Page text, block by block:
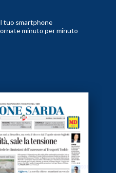
tuo smartphone
minuto per minuto